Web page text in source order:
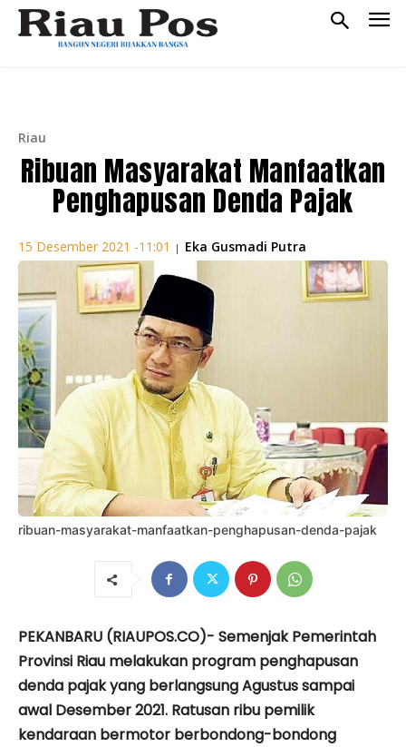
Riau
Ribuan Masyarakat Manfaatkan
Penghapusan Denda Pajak
15 Desember 2021 -11:01 | Eka Gusmadi Putra
ribuan-masyarakat-manfaatkan-penghapusan-denda-pajak
PEKANBARU (RIAUPOS.CO)- Semenjak Pemerintah
Provinsi Riau melakukan program penghapusan
denda pajak yang berlangsung Agustus sampai
awal Desember 2021. Ratusan ribu pemilik
kendaraan bermotor berbondong-bondong